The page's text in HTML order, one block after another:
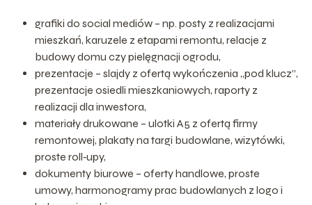
grafiki do social mediów – np. posty z realizacjami
mieszkań, karuzele z etapami remontu, relacje z
budowy domu czy pielęgnacji ogrodu,
prezentacje – slajdy z ofertą wykończenia „pod klucz”,
prezentacje osiedli mieszkaniowych, raporty z
realizacji dla inwestora,
materiały drukowane – ulotki A5 z ofertą firmy
remontowej, plakaty na targi budowlane, wizytówki,
proste roll‑upy,
dokumenty biurowe – oferty handlowe, proste
umowy, harmonogramy prac budowlanych z logo i